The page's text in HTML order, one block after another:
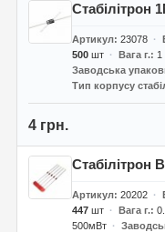
Стабілітрон
Артикул 23078
500шт Вага г. 1
Заводська
Тип корпусу
4 грн.
Стабілітрон
Артикул 20202
447шт Вага г.
500мВт